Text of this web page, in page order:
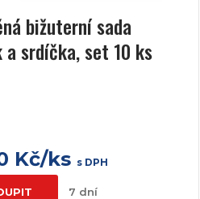
bižuterní sada
a srdíčka, set 10 ks
Kč/ks s DPH
7 dní